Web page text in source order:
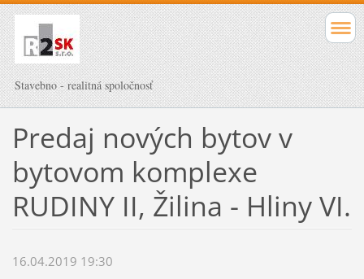
Stavebno - realitná spoločnosť
Predaj nových bytov v
bytovom komplexe
RUDINY II, Žilina - Hliny VI.
16.04.2019 19:30